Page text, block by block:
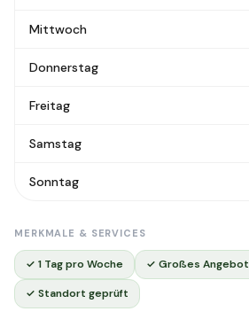
Mittwoch
Donnerstag
Freitag
Samstag
Sonntag
MERKMALE & SERVICES
✓ 1 Tag pro Woche ✓ Großes Angebot
✓ Standort geprüft